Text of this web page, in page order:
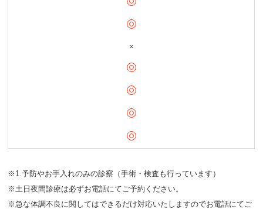
×
※1.予防やお手入れのみの診察（手術・検査も行っています）
※土日夜間診療は必ずお電話にてご予約ください。
※急な体調不良に関してはできるだけ対応いたしますのでお電話にてご